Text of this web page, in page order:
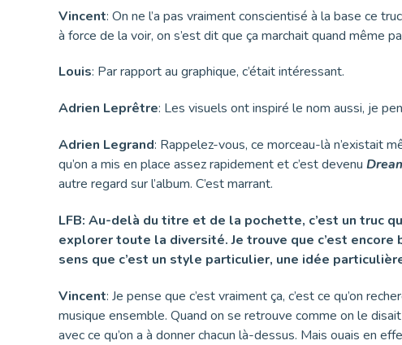
Vincent: On ne l’a pas vraiment conscientisé à la base ce
à force de la voir, on s’est dit que ça marchait quand
Louis: Par rapport au graphique, c’était intéressant.
Adrien Leprêtre: Les visuels ont inspiré le nom aussi, je
Adrien Legrand: Rappelez-vous, ce morceau-là n’existait
qu’on a mis en place assez rapidement et c’est devenu
autre regard sur l’album. C’est marrant.
LFB: Au-delà du titre et de la pochette, c’est un truc
explorer toute la diversité. Je trouve que c’est
sens que c’est un style particulier, une idée
Vincent: Je pense que c’est vraiment ça, c’est ce qu’on
musique ensemble. Quand on se retrouve comme on le
avec ce qu’on a à donner chacun là-dessus. Mais ouais en